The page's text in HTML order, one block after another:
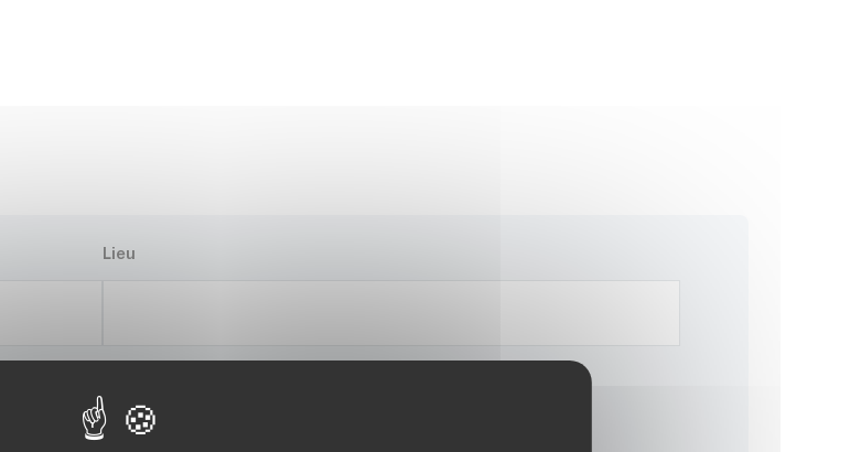
Lieu
Choisir une période